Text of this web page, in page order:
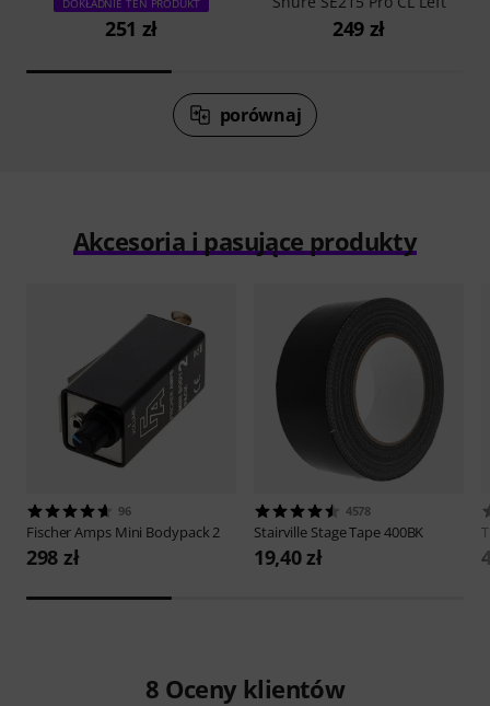
251 zł 249 zł
porównaj
Akcesoria i pasujące produkty
96
Fischer Amps Mini Bodypack 2
298 zł
4578
Stairville Stage Tape 400BK
19,40 zł
8 Oceny klientów